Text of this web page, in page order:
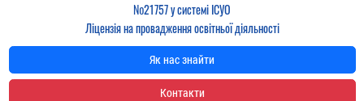
№21757 у системі ІСУО
Ліцензія на провадження освітньої діяльності
Як нас знайти
Контакти